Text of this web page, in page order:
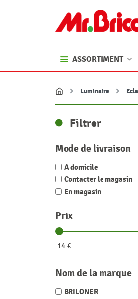
ASSORTIMENT
Accueil
Luminaire
Filtrer
Mode de livraison
A domicile
Contacter le magasin
En magasin
Prix
14 €
Nom de la marque
BRILONER